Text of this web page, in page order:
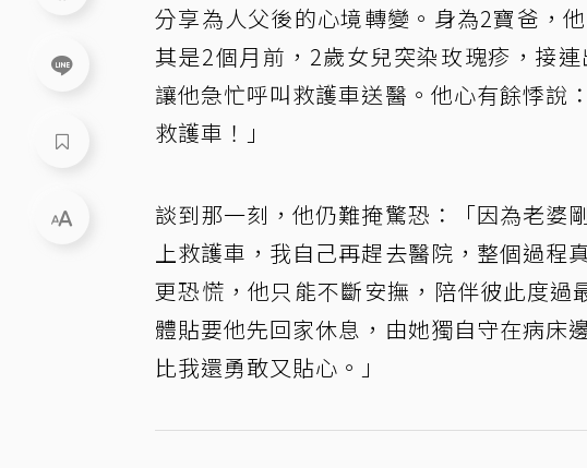
分享為人父後的心境轉變。身為2寶爸，
其是2個月前，2歲女兒突染玫瑰疹，接
讓他急忙呼叫救護車送醫。他心有餘悸說
救護車！」
談到那一刻，他仍難掩驚恐：「因為老婆
上救護車，我自己再趕去醫院，整個過程
更恐慌，他只能不斷安撫，陪伴彼此度
體貼要他先回家休息，由她獨自守在病床
比我還勇敢又貼心。」